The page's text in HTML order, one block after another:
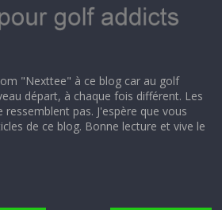
"Nexttee" à ce blog car au golf
départ, à chaque fois différent. Les
pas. J'espère que vous
de ce blog. Bonne lecture et vive le